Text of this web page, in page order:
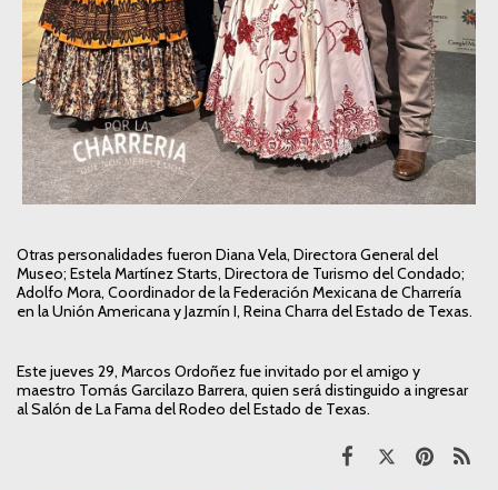
Otras personalidades fueron Diana Vela, Directora General del
Museo; Estela Martínez Starts, Directora de Turismo del Condado;
Adolfo Mora, Coordinador de la Federación Mexicana de Charrería
en la Unión Americana y Jazmín I, Reina Charra del Estado de Texas.
Este jueves 29, Marcos Ordoñez fue invitado por el amigo y
maestro Tomás Garcilazo Barrera, quien será distinguido a ingresar
al Salón de La Fama del Rodeo del Estado de Texas.